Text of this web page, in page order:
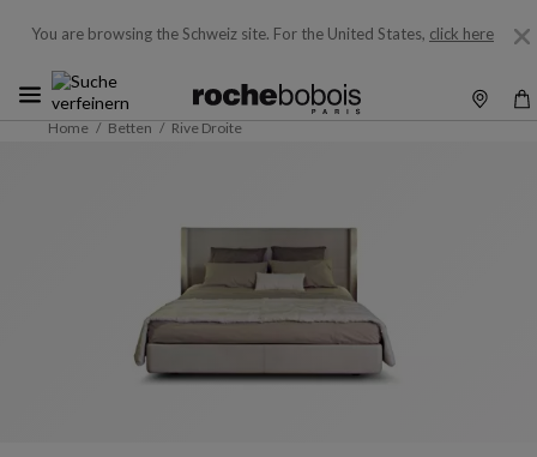
You are browsing the Schweiz site. For the United States, click here
Home Betten Rive Droite